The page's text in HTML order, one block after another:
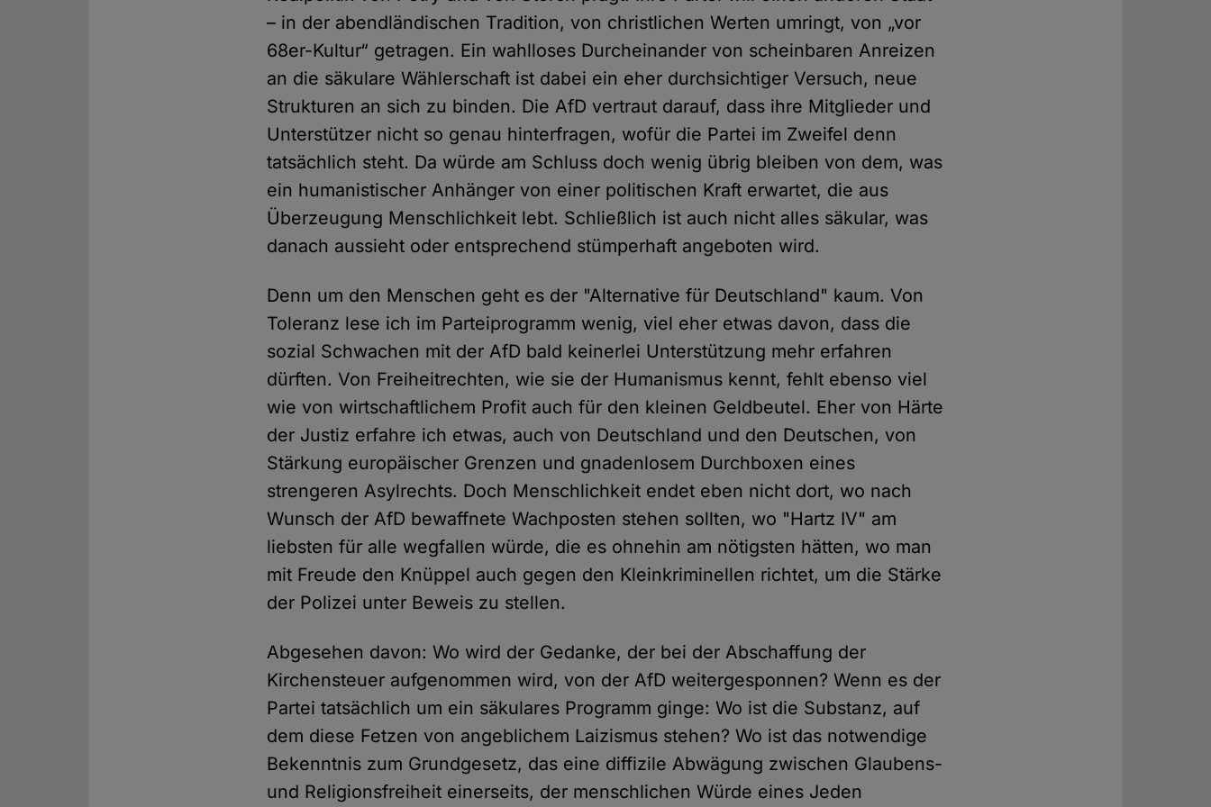
– in der abendländischen Tradition, von christlichen Werten umringt, von „vor
68er-Kultur“ getragen. Ein wahlloses Durcheinander von scheinbaren Anreizen
an die säkulare Wählerschaft ist dabei ein eher durchsichtiger Versuch, neue
Strukturen an sich zu binden. Die AfD vertraut darauf, dass ihre Mitglieder und
Unterstützer nicht so genau hinterfragen, wofür die Partei im Zweifel denn
tatsächlich steht. Da würde am Schluss doch wenig übrig bleiben von dem, was
ein humanistischer Anhänger von einer politischen Kraft erwartet, die aus
Überzeugung Menschlichkeit lebt. Schließlich ist auch nicht alles säkular, was
danach aussieht oder entsprechend stümperhaft angeboten wird.
Denn um den Menschen geht es der "Alternative für Deutschland" kaum. Von
Toleranz lese ich im Parteiprogramm wenig, viel eher etwas davon, dass die
sozial Schwachen mit der AfD bald keinerlei Unterstützung mehr erfahren
dürften. Von Freiheitrechten, wie sie der Humanismus kennt, fehlt ebenso viel
wie von wirtschaftlichem Profit auch für den kleinen Geldbeutel. Eher von Härte
der Justiz erfahre ich etwas, auch von Deutschland und den Deutschen, von
Stärkung europäischer Grenzen und gnadenlosem Durchboxen eines
strengeren Asylrechts. Doch Menschlichkeit endet eben nicht dort, wo nach
Wunsch der AfD bewaffnete Wachposten stehen sollten, wo "Hartz IV" am
liebsten für alle wegfallen würde, die es ohnehin am nötigsten hätten, wo man
mit Freude den Knüppel auch gegen den Kleinkriminellen richtet, um die Stärke
der Polizei unter Beweis zu stellen.
Abgesehen davon: Wo wird der Gedanke, der bei der Abschaffung der
Kirchensteuer aufgenommen wird, von der AfD weitergesponnen? Wenn es der
Partei tatsächlich um ein säkulares Programm ginge: Wo ist die Substanz, auf
dem diese Fetzen von angeblichem Laizismus stehen? Wo ist das notwendige
Bekenntnis zum Grundgesetz, das eine diffizile Abwägung zwischen Glaubens-
und Religionsfreiheit einerseits, der menschlichen Würde eines Jeden